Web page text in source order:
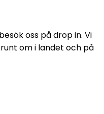
oss på drop in. Vi
om i landet och på